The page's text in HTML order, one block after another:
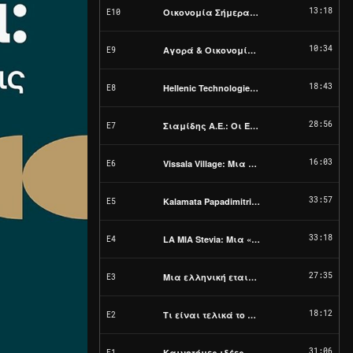
E10 Οικονομία Σήμερα: Βασικές τάσεις
13:18
E9 Αγορά & Οικονομία, Σήμερα | Οκτώβριος
10:34
E8 Hellenic Technologies: H διαδρομή προς
18:43
E7 Σιαμίδης Α.Ε.: Οι Έλληνες που ντύνουν
28:56
E6 Vissala Village: Μια τολμηρή ιστορία
16:03
E5 Kalamata Papadimitriou: Από παραγωγοί
33:57
E4 LA MIA Stevia: Μια «γλυκιά» ιστορία
33:18
E3 Μια ελληνική εταιρεία στη μάχη κατά
27:35
E2 Τι είναι τελικά το Tαμείο Aνάκαμψης;
18:12